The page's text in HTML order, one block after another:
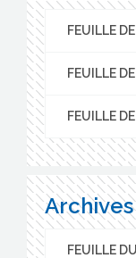
FEUILLE
FEUILLE
FEUILLE
Archives
FEUILLE